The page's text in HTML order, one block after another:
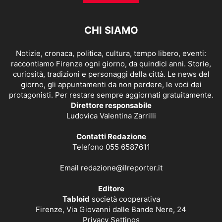
CHI SIAMO
Notizie, cronaca, politica, cultura, tempo libero, eventi:
raccontiamo Firenze ogni giorno, da quindici anni. Storie,
curiosità, tradizioni e personaggi della città. Le news del
giorno, gli appuntamenti da non perdere, le voci dei
protagonisti. Per restare sempre aggiornati gratuitamente.
Direttore responsabile
Ludovica Valentina Zarrilli
Contatti Redazione
Telefono 055 6587611
Email redazione@ilreporter.it
Editore
Tabloid società cooperativa
Firenze, Via Giovanni dalle Bande Nere, 24
Privacy Settings